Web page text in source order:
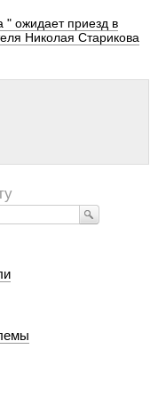
" ожидает приезд в
Николая Старикова